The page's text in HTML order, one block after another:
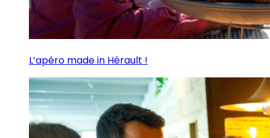
L’apéro made in Hérault !